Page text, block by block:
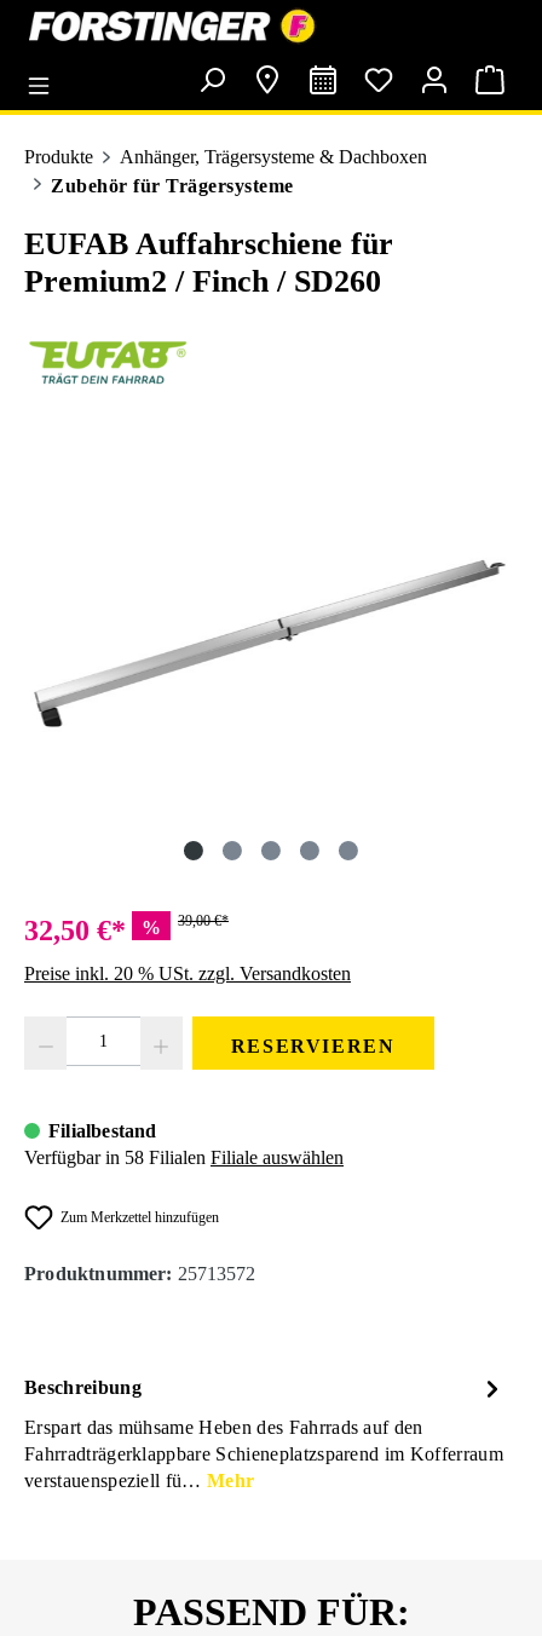
springen
Produkte
Anhänger, Trägersysteme & Dachboxen
Zubehör für Trägersysteme
EUFAB Auffahrschiene für
Premium2 / Finch / SD260
32,50 €* % 39,00 €*
Preise inkl. 20 % USt. zzgl. Versandkosten
RESERVIEREN
Filialbestand
Verfügbar in 58 Filialen Filiale auswählen
Zum Merkzettel hinzufügen
Produktnummer: 25713572
Beschreibung
Erspart das mühsame Heben des Fahrrads auf den
Fahrradträgerklappbare Schieneplatzsparend im Kofferraum
verstauenspeziell fü…Mehr
PASSEND FÜR: